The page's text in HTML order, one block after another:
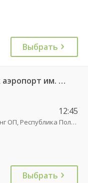
Выбрать
700 Калининград АВ — Гданьск аэропорт им. Леха Валенсы
12:45
Эльблонг ОП, Республика Польша, г. пл. Дворцовы, д. 4
Выбрать